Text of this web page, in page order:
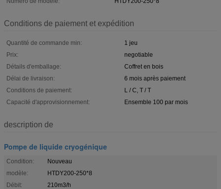
Conditions de paiement et expédition
Quantité de commande min:
1 jeu
Prix:
negotiable
Détails d'emballage:
Coffret en bois
Délai de livraison:
6 mois après paiement
Conditions de paiement:
L / C, T / T
Capacité d'approvisionnement:
Ensemble 100 par mois
description de
Pompe de liquide cryogénique
Condition:
Nouveau
modèle:
HTDY200-250*8
Débit:
210m3/h